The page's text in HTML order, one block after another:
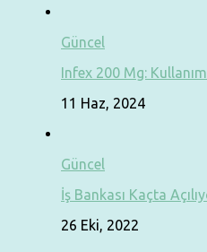
Güncel
Infex 200 Mg:
11 Haz, 2024
Güncel
İş Bankası Kaçta
26 Eki, 2022